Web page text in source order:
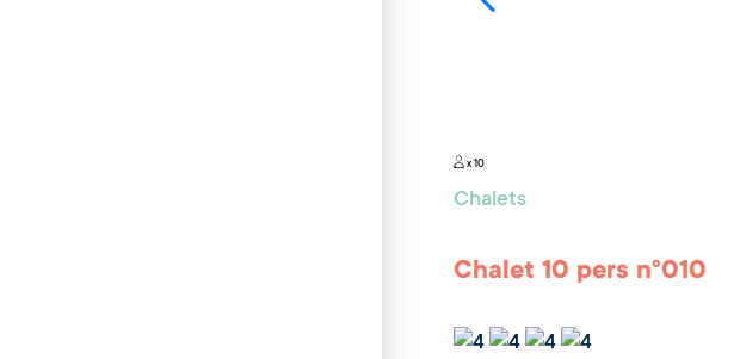
x 10
Chalets
Chalet 10 pers n°010